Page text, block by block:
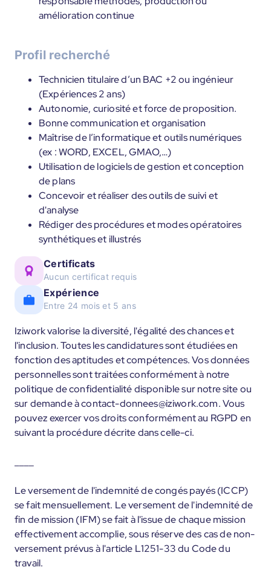
amélioration continue
Profil recherché
Technicien titulaire d’un BAC +2 ou ingénieur
(Expériences 2 ans)
Autonomie, curiosité et force de proposition.
Bonne communication et organisation
Maîtrise de l’informatique et outils numériques
(ex : WORD, EXCEL, GMAO,…)
Utilisation de logiciels de gestion et conception
de plans
Concevoir et réaliser des outils de suivi et
d'analyse
Rédiger des procédures et modes opératoires
synthétiques et illustrés
Certificats
Aucun certificat requis
Expérience
Entre 24 mois et 5 ans
Iziwork valorise la diversité, l'égalité des chances et
l'inclusion. Toutes les candidatures sont étudiées en
fonction des aptitudes et compétences. Vos données
personnelles sont traitées conformément à notre
politique de confidentialité disponible sur notre site ou
sur demande à contact-donnees@iziwork.com. Vous
pouvez exercer vos droits conformément au RGPD en
suivant la procédure décrite dans celle-ci.
Le versement de l'indemnité de congés payés (ICCP)
se fait mensuellement. Le versement de l'indemnité de
fin de mission (IFM) se fait à l'issue de chaque mission
effectivement accomplie, sous réserve des cas de non-
versement prévus à l'article L1251-33 du Code du
travail.